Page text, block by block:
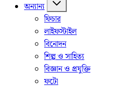
অন্যান্য
ফিচার
লাইফস্টাইল
বিনোদন
শিল্প ও সাহিত্য
বিজ্ঞান ও প্রযুক্তি
ফটো